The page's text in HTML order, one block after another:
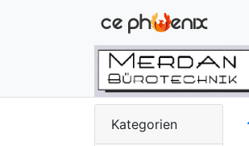
Kategorien